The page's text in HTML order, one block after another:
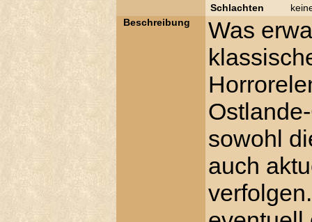
Schlachten
Beschreibung
Was
sowohl
auch